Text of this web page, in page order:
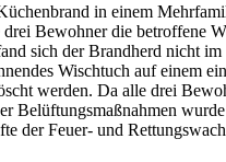
in einem
Bewohner die betroffene
sich der Brandherd nicht
Wischtuch auf einem
werden. Da alle drei
der Feuer- und